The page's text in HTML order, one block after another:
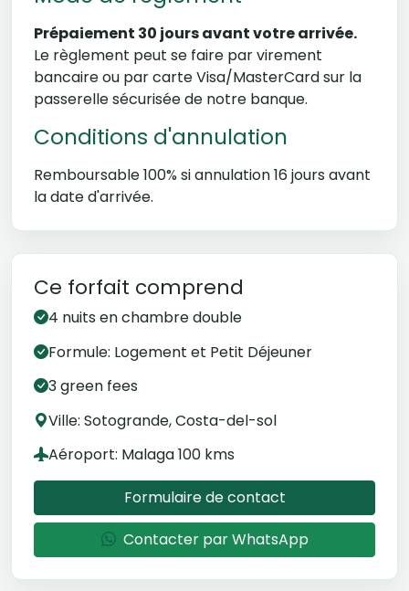
Prépaiement 30 jours avant votre arrivée.
Le règlement peut se faire par virement
bancaire ou par carte Visa/MasterCard sur la
passerelle sécurisée de notre banque.
Conditions d'annulation
Remboursable 100% si annulation 16 jours avant
la date d'arrivée.
Ce forfait comprend
4 nuits en chambre double
Formule: Logement et Petit Déjeuner
3 green fees
Ville: Sotogrande, Costa-del-sol
Aéroport: Malaga 100 kms
Formulaire de contact
Contacter par WhatsApp